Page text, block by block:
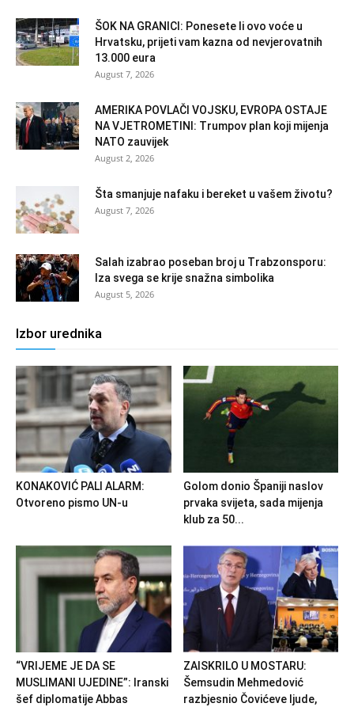
ŠOK NA GRANICI: Ponesete li ovo voće u
Hrvatsku, prijeti vam kazna od nevjerovatnih
13.000 eura
August 7, 2026
AMERIKA POVLAČI VOJSKU, EVROPA OSTAJE
NA VJETROMETINI: Trumpov plan koji mijenja
NATO zauvijek
August 2, 2026
Šta smanjuje nafaku i bereket u vašem životu?
August 7, 2026
Salah izabrao poseban broj u Trabzonsporu:
Iza svega se krije snažna simbolika
August 5, 2026
Izbor urednika
KONAKOVIĆ PALI ALARM:
Otvoreno pismo UN-u
Golom donio Španiji naslov
prvaka svijeta, sada mijenja
klub za 50...
“VRIJEME JE DA SE
MUSLIMANI UJEDINE”: Iranski
šef diplomatije Abbas
ZAISKRILO U MOSTARU:
Šemsudin Mehmedović
razbjesnio Čovićeve ljude,